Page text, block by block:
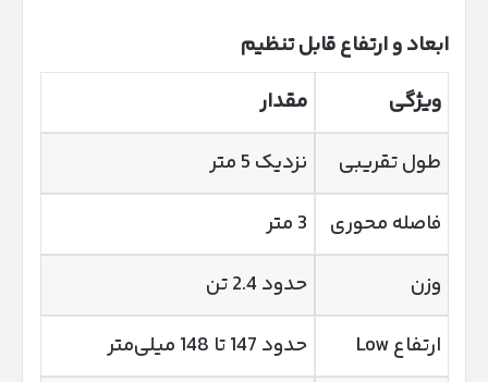
ابعاد و ارتفاع قابل تنظیم
ویژگی
مقدار
طول تقریبی
نزدیک 5 متر
فاصله محوری
3 متر
وزن
حدود 2.4 تن
ارتفاع Low
حدود 147 تا 148 میلی‌متر